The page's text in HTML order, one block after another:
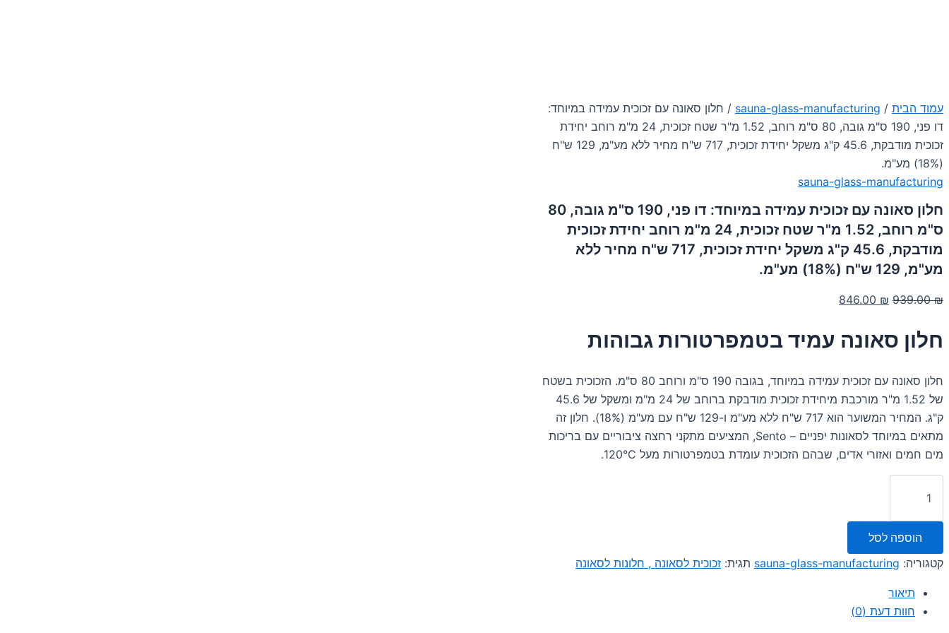
עמוד הבית /
sauna-glass-manufacturing / חלון סאונה עם זכוכית עמידה במיוחד:
דו פני, 190 ס"מ גובה, 80 ס"מ רוחב, 1.52 מ"ר שטח זכוכית, 24 מ"מ רוחב יחידת
זכוכית מודבקת, 45.6 ק"ג משקל יחידת זכוכית, 717 ש"ח מחיר ללא מע"מ, 129 ש"ח
(18%) מע"מ.
sauna-glass-manufacturing
חלון סאונה עם זכוכית עמידה במיוחד: דו פני, 190 ס"מ גובה, 80
ס"מ רוחב, 1.52 מ"ר שטח זכוכית, 24 מ"מ רוחב יחידת זכוכית
מודבקת, 45.6 ק"ג משקל יחידת זכוכית, 717 ש"ח מחיר ללא
מע"מ, 129 ש"ח (18%) מע"מ.
939.00₪
המחיר
היה:
846.00 ₪
הוא:
חלון סאונה עמיד בטמפרטורות גבוהות
חלון סאונה עם זכוכית עמידה במיוחד, בגובה 190 ס"מ ורוחב 80 ס"מ. הזכוכית בשטח
של 1.52 מ"ר מורכבת מיחידת זכוכית מודבקת ברוחב של 24 מ"מ ומשקל של 45.6
ק"ג. המחיר המשוער הוא 717 ש"ח ללא מע"מ ו-129 ש"ח עם מע"מ (18%). חלון זה
מתאים במיוחד לסאונות יפניים – Sento, המציעים מתקני רחצה ציבוריים עם בריכות
מים חמים ואזורי אדים, שבהם הזכוכית עומדת בטמפרטורות מעל 120°C.
סאונה
זכוכית
עמידה
הוספה לסל
קטגוריה: sauna-glass-manufacturing תגית: זכוכית לסאונה , חלונות לסאונה
תיאור
חוות דעת (0)